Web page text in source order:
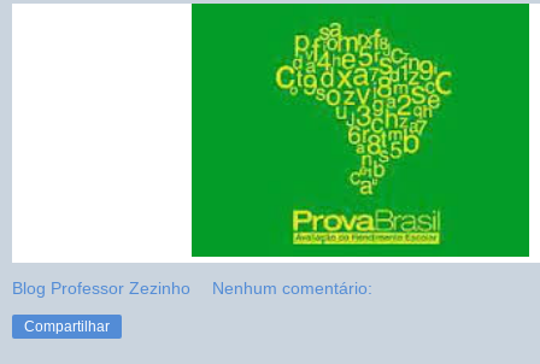
Blog Professor Zezinho Nenhum comentário:
Compartilhar